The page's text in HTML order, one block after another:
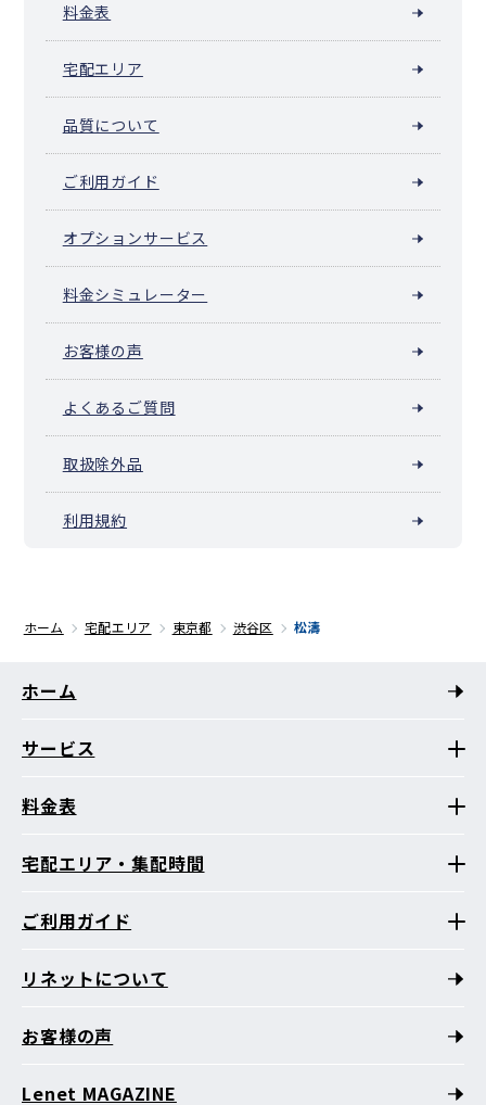
料金表
宅配エリア
品質について
ご利用ガイド
オプションサービス
料金シミュレーター
お客様の声
よくあるご質問
取扱除外品
利用規約
ホーム 宅配エリア 東京都 渋谷区 松濤
ホーム
サービス
料金表
宅配エリア・集配時間
ご利用ガイド
リネットについて
お客様の声
Lenet MAGAZINE